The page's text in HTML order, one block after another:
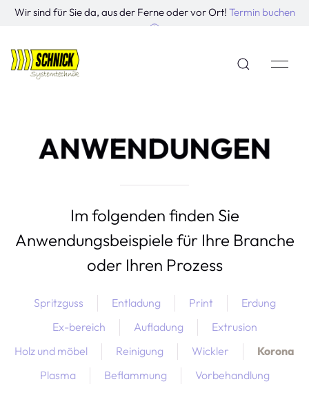
Wir sind für Sie da, aus der Ferne oder vor Ort! Termin buchen
ANWENDUNGEN
Im folgenden finden Sie
Anwendungsbeispiele für Ihre Branche
oder Ihren Prozess
Spritzguss Entladung Print
Erdung
Ex-bereich
Aufladung
Extrusion
Holz und möbel
Reinigung Wickler
Korona
Plasma
Beflammung Vorbehandlung